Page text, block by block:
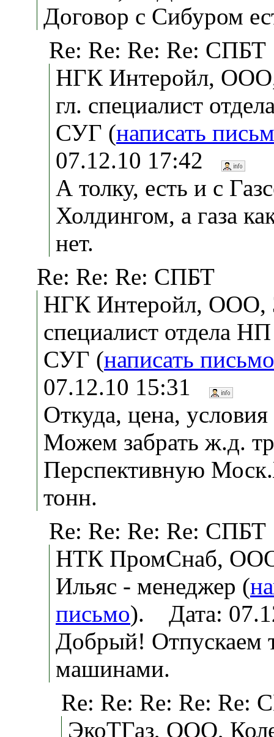
Договор с Сибуром
Re: Re: Re: Re: СПБТ
НГК Интеройл,
гл. специалист
СУГ (написать
07.12.10 17:42
А толку, есть и с
Холдингом, а газа
нет.
Re: Re: Re: СПБТ
НГК Интеройл, ООО,
специалист отдела
СУГ (написать письмо
07.12.10 15:31
Откуда, цена,
Можем забрать ж.д.
Перспективную
тонн.
Re: Re: Re: Re: СПБТ
НТК ПромСнаб,
Ильяс - менеджер (
письмо). Дата:
Добрый! Отпускаем
машинами.
Re: Re: Re: Re: Re:
ЭкоТГаз, ООО,